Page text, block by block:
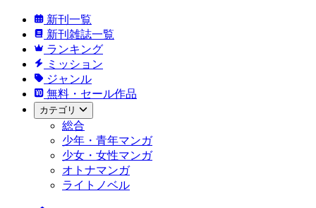
新刊一覧
新刊雑誌一覧
ランキング
ミッション
ジャンル
無料・セール作品
カテゴリ
総合
少年・青年マンガ
少女・女性マンガ
オトナマンガ
ライトノベル